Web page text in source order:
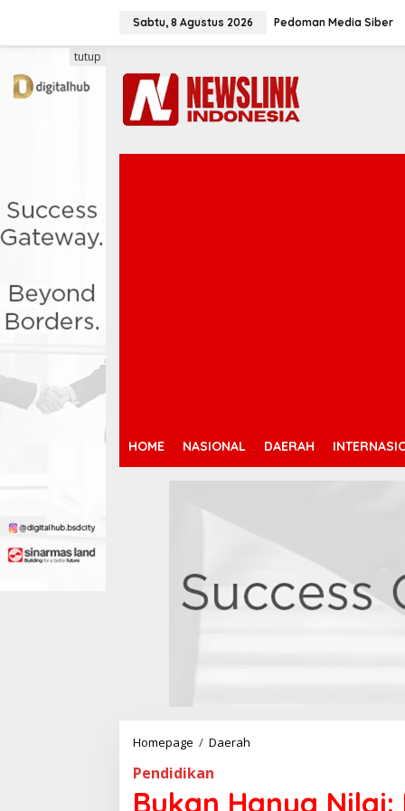
Sabtu, 8 Agustus 2026 Pedoman Media Siber
HOME NASIONAL DAERAH
tutup
Homepage / Daerah
n
Pendidikan
Bukan Hanya